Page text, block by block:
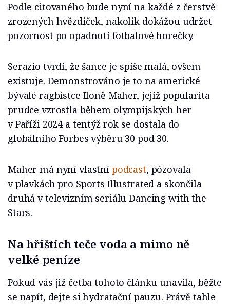
Podle citovaného bude nyní na každé z čerstvě
zrozených hvězdiček, nakolik dokážou udržet
pozornost po opadnutí fotbalové horečky.
Serazio tvrdí, že šance je spíše malá, ovšem
existuje. Demonstrováno je to na americké
bývalé ragbistce Iloně Maher, jejíž popularita
prudce vzrostla během olympijských her
v Paříži 2024 a tentýž rok se dostala do
globálního Forbes výběru 30 pod 30.
Maher má nyní vlastní podcast, pózovala
v plavkách pro Sports Illustrated a skončila
druhá v televizním seriálu Dancing with the
Stars.
Na hřištích teče voda a mimo ně
velké peníze
Pokud vás již četba tohoto článku unavila, běžte
se napít, dejte si hydratační pauzu. Právě tahle